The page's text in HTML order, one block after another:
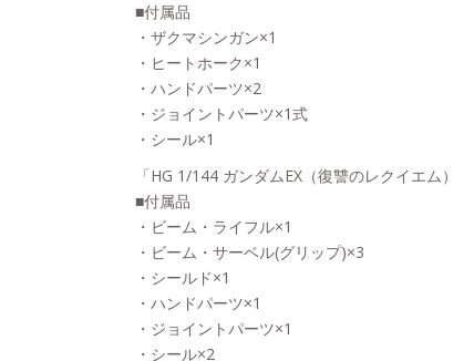
■付属品
・ザクマシンガン×1
・ヒートホーク×1
・ハンドパーツ×2
・ジョイントパーツ×1式
・シール×1
「HG 1/144 ガンダムEX（復讐のレクイエム）
■付属品
・ビーム・ライフル×1
・ビーム・サーベル(グリップ)×3
・シールド×1
・ハンドパーツ×1
・ジョイントパーツ×1
・シール×2